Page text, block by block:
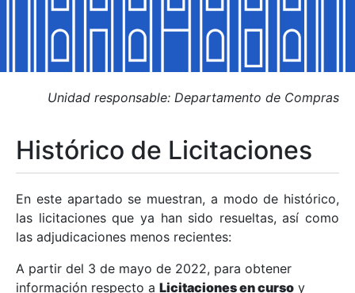
Mostrar/Ocultar
Mostrar/Ocultar
Mostrar/Ocultar
Mostrar/Ocultar
Mostrar/Ocultar
Mostrar/Ocultar
Unidad responsable: Departamento de Compras
Histórico de Licitaciones
En este apartado se muestran, a modo de histórico,
las licitaciones que ya han sido resueltas, así como
las adjudicaciones menos recientes:
A partir del 3 de mayo de 2022, para obtener
información respecto a Licitaciones en curso y